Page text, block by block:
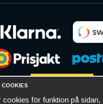
COOKIES
cookies för funktion på sidan,